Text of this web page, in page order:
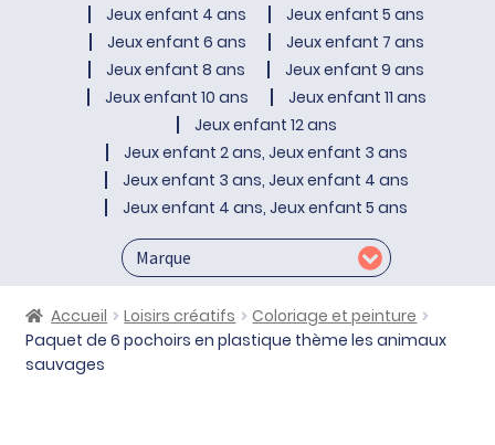
Jeux enfant 4 ans
Jeux enfant 5 ans
Jeux enfant 6 ans
Jeux enfant 7 ans
Jeux enfant 8 ans
Jeux enfant 9 ans
Jeux enfant 10 ans
Jeux enfant 11 ans
Jeux enfant 12 ans
Jeux enfant 2 ans, Jeux enfant 3 ans
Jeux enfant 3 ans, Jeux enfant 4 ans
Jeux enfant 4 ans, Jeux enfant 5 ans
Accueil Loisirs créatifs
Coloriage et peinture
Paquet de 6 pochoirs en plastique thème les animaux
sauvages